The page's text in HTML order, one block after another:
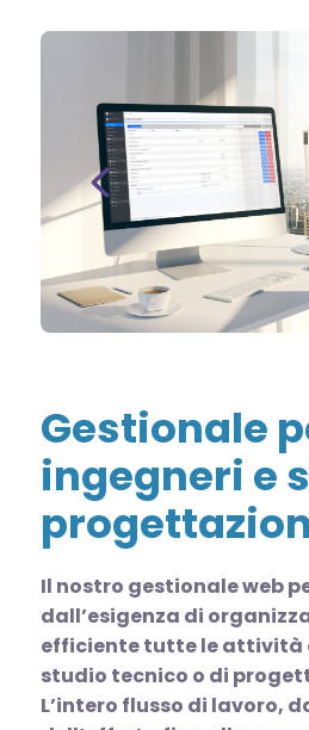
Gestionale
ingegneri e
Il nostro gestionale web
dall’esigenza di
efficiente tutte le attività
studio tecnico o di
L’intero flusso di lavoro,